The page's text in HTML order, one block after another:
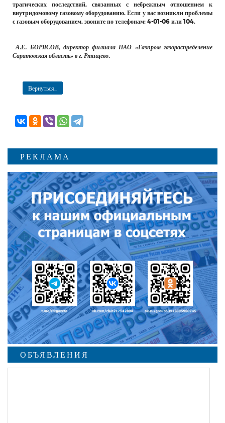
трагических последствий, связанных с небрежным отношением к
внутридомовому газовому оборудованию. Если у вас возникли проблемы
с газовым оборудованием, звоните по телефонам: 4-01-06 или 104.
А.Е. БОРЯСОВ, директор филиала ПАО «Газпром газораспределение
Саратовская область» в г. Ртищево.
Вернуться...
РЕКЛАМА
ОБЪЯВЛЕНИЯ